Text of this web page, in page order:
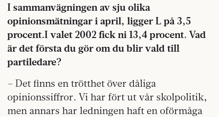
I sammanvägningen av sju olika
opinionsmätningar i april, ligger L på 3,5
procent.I valet 2002 fick ni 13,4 procent. Vad
är det första du gör om du blir vald till
partiledare?
– Det finns en trötthet över dåliga
opinionssiffror. Vi har fört ut vår skolpolitik,
men annars har ledningen haft en oförmåga